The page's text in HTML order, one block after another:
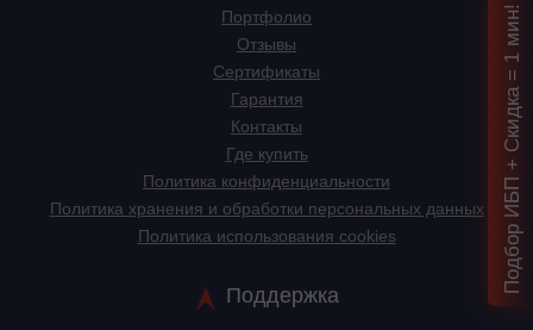
Портфолио
Отзывы
Сертификаты
Гарантия
Контакты
Где купить
Политика конфиденциальности
Политика хранения и обработки персональных данных
Политика использования cookies
Поддержка
Подбор ИБП + Скидка = 1 мин!